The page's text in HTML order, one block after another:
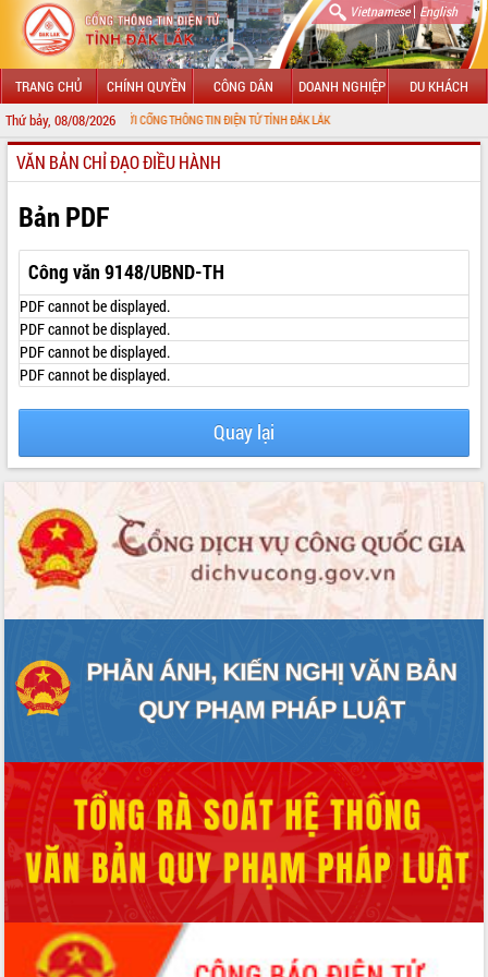
Vietnamese| English
TRANG CHỦ CHÍNH QUYỀN CÔNG DÂN DOANH NGHIỆP DU KHÁCH
Thứ bảy, 08/08/2026
MỪNG ĐẾN VỚI CỔNG THÔNG TIN ĐIỆN TỬ TỈNH ĐẮK LẮK
GIỚI THIỆU
LÃNH ĐẠO UBND TỈNH
TIN TỨC SỰ KIỆN
SỞ, BAN, NGÀNH
UBND CÁC XÃ, PHƯỜNG
THÔNG TIN CHỈ ĐẠO ĐIỀU HÀNH
VĂN BẢN HĐND TỈNH
ĐIỂM TIN VĂN BẢN
QUY HOẠCH - KẾ HOẠCH
VĂN BẢN CHỈ ĐẠO ĐIỀU HÀNH
Bản PDF
Công văn 9148/UBND-TH
PDF cannot be displayed.
PDF cannot be displayed.
PDF cannot be displayed.
PDF cannot be displayed.
Quay lại